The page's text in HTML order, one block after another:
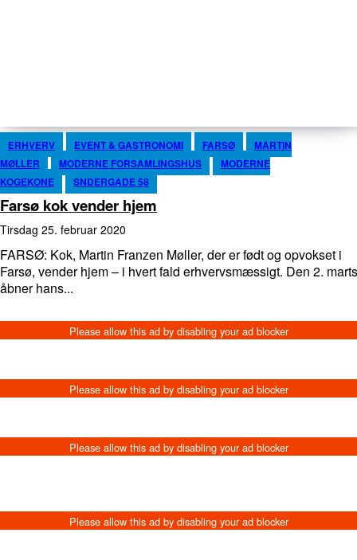
ERHVERV EVENT & GASTRONOMI FARSØ
MARTIN
MØLLER
MODERNE FORSAMLINGSHUS
MODERNE
KOGEKONE
SNDERGADE 58
Farsø kok vender hjem
tirsdag 25. februar 2020
FARSØ: Kok, Martin Franzen Møller, der er født og opvokset i
Farsø, vender hjem – i hvert fald erhvervsmæssigt. Den 2. marts
åbner hans...